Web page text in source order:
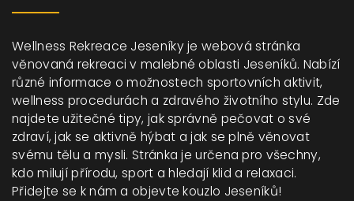
Wellness Rekreace Jeseníky je webová stránka
věnovaná rekreaci v malebné oblasti Jeseníků. Nabízí
různé informace o možnostech sportovních aktivit,
wellness procedurách a zdravého životního stylu. Zde
najdete užitečné tipy, jak správně pečovat o své
zdraví, jak se aktivně hýbat a jak se plně věnovat
svému tělu a mysli. Stránka je určena pro všechny,
kdo milují přírodu, sport a hledají klid a relaxaci.
Přidejte se k nám a objevte kouzlo Jeseníků!